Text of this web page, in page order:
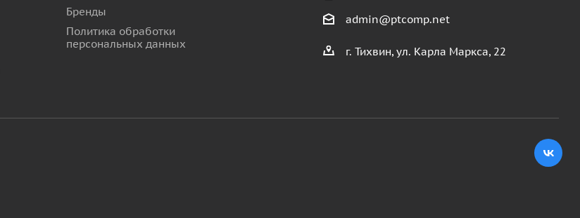
Бренды
Политика обработки
персональных данных
admin@ptcomp.net
г. Тихвин, ул. Карла Маркса, 22